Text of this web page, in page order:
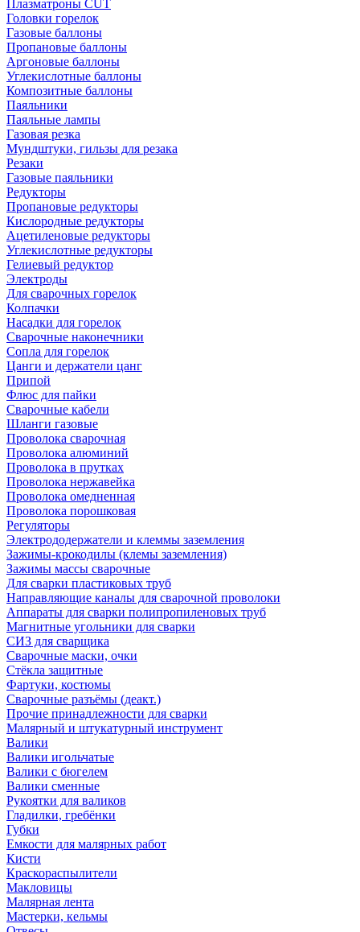
Плазматроны CUT
Головки горелок
Газовые баллоны
Пропановые баллоны
Аргоновые баллоны
Углекислотные баллоны
Композитные баллоны
Паяльники
Паяльные лампы
Газовая резка
Мундштуки, гильзы для резака
Резаки
Газовые паяльники
Редукторы
Пропановые редукторы
Кислородные редукторы
Ацетиленовые редукторы
Углекислотные редукторы
Гелиевый редуктор
Электроды
Для сварочных горелок
Колпачки
Насадки для горелок
Сварочные наконечники
Сопла для горелок
Цанги и держатели цанг
Припой
Флюс для пайки
Сварочные кабели
Шланги газовые
Проволока сварочная
Проволока алюминий
Проволока в прутках
Проволока нержавейка
Проволока омедненная
Проволока порошковая
Регуляторы
Электрододержатели и клеммы заземления
Зажимы-крокодилы (клемы заземления)
Зажимы массы сварочные
Для сварки пластиковых труб
Направляющие каналы для сварочной проволоки
Аппараты для сварки полипропиленовых труб
Магнитные угольники для сварки
СИЗ для сварщика
Сварочные маски, очки
Стёкла защитные
Фартуки, костюмы
Сварочные разъёмы (деакт.)
Прочие принадлежности для сварки
Малярный и штукатурный инструмент
Валики
Валики игольчатые
Валики с бюгелем
Валики сменные
Рукоятки для валиков
Гладилки, гребёнки
Губки
Емкости для малярных работ
Кисти
Краскораспылители
Макловицы
Малярная лента
Мастерки, кельмы